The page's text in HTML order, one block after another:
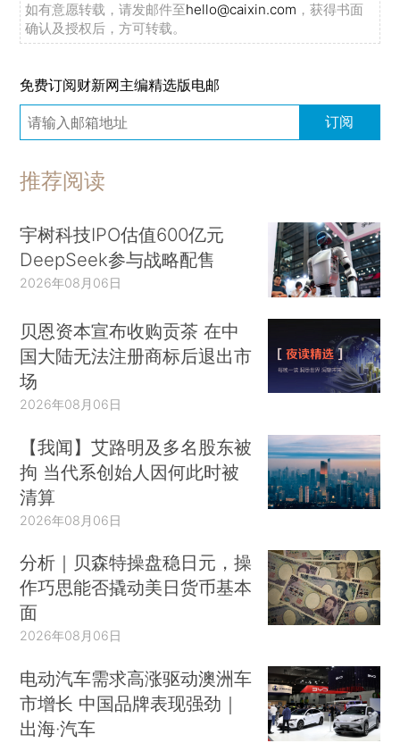
如有意愿转载，请发邮件至hello@caixin.com ，获得书面
确认及授权后，方可转载。
免费订阅财新网主编精选版电邮
订阅
推荐阅读
宇树科技IPO估值600亿元
DeepSeek参与战略配售
2026年08月06日
贝恩资本宣布收购贡茶 在中
国大陆无法注册商标后退出市
场
2026年08月06日
【我闻】艾路明及多名股东被
拘 当代系创始人因何此时被
清算
2026年08月06日
分析｜贝森特操盘稳日元，操
作巧思能否撬动美日货币基本
面
2026年08月06日
电动汽车需求高涨驱动澳洲车
市增长 中国品牌表现强劲｜
出海·汽车